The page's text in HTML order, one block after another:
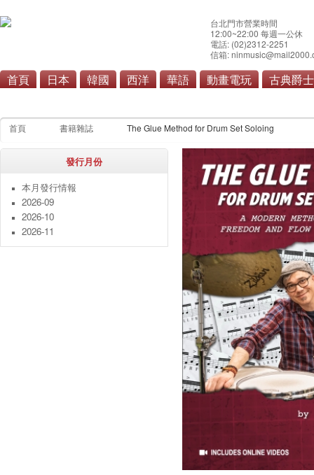
台北門市營業時間
12:00~22:00 每週一公休
電話: (02)2312-2251
信箱:
首頁 日本 韓國 西洋 華語 動畫電玩 古典爵士
首頁 書籍雜誌 The Glue Method for Drum Set Soloing
發行月份
本月發行情報
2026-09
2026-10
2026-11